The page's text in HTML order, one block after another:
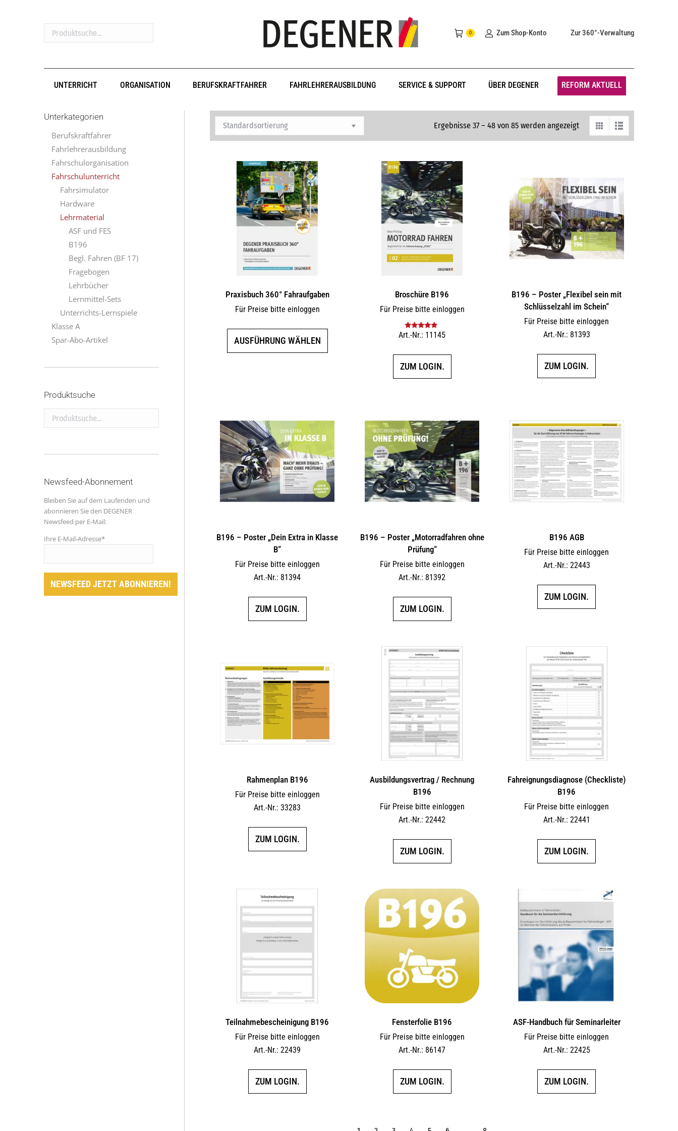
Produktsuche...
0 Zum Shop-Konto Zur 360°-Verwaltung
UNTERRICHT ORGANISATION BERUFSKRAFTFAHRER FAHRLEHRERAUSBILDUNG SERVICE & SUPPORT ÜBER DEGENER REFORM AKTUELL
Ergebnisse 37 – 48 von 85 werden angezeigt
Praxisbuch 360° Fahraufgaben
Für Preise bitte einloggen
AUSFÜHRUNG WÄHLEN
der
Produktseite
gewählt
werden
Broschüre B196
Für Preise bitte einloggen
Bewertet mit
Art.-Nr.: 11145
ZUM LOGIN.
B196 – Poster „Flexibel sein mit
Schlüsselzahl im Schein“
Für Preise bitte einloggen
Art.-Nr.: 81393
ZUM LOGIN.
B196 – Poster „Dein Extra in Klasse
B“
Für Preise bitte einloggen
Art.-Nr.: 81394
ZUM LOGIN.
B196 – Poster „Motorradfahren ohne
Prüfung“
Für Preise bitte einloggen
Art.-Nr.: 81392
ZUM LOGIN.
B196 AGB
Für Preise bitte einloggen
Art.-Nr.: 22443
ZUM LOGIN.
Rahmenplan B196
Für Preise bitte einloggen
Art.-Nr.: 33283
ZUM LOGIN.
Ausbildungsvertrag / Rechnung
B196
Für Preise bitte einloggen
Art.-Nr.: 22442
ZUM LOGIN.
Fahreignungsdiagnose (Checkliste)
B196
Für Preise bitte einloggen
Art.-Nr.: 22441
ZUM LOGIN.
Teilnahmebescheinigung B196
Für Preise bitte einloggen
Art.-Nr.: 22439
ZUM LOGIN.
Fensterfolie B196
Für Preise bitte einloggen
Art.-Nr.: 86147
ZUM LOGIN.
ASF-Handbuch für Seminarleiter
Für Preise bitte einloggen
Art.-Nr.: 22425
ZUM LOGIN.
Unterkategorien
Berufskraftfahrer
Fahrlehrerausbildung
Fahrschulorganisation
Fahrschulunterricht
Fahrsimulator
Hardware
Lehrmaterial
ASF und FES
B196
Begl. Fahren (BF 17)
Fragebogen
Lehrbücher
Lernmittel-Sets
Unterrichts-Lernspiele
Klasse A
Spar-Abo-Artikel
Produktsuche
Produktsuche...
Newsfeed-Abonnement
Bleiben Sie auf dem Laufenden und
abonnieren Sie den DEGENER
Newsfeed per E-Mail:
Ihre E-Mail-Adresse*